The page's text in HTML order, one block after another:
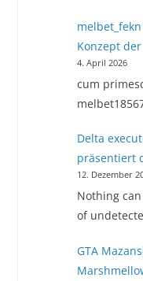
melbet_fekn
Konzept
4. April 2026
cum
Delta
präsentiert
12. Dezember
Nothing
of
GTA